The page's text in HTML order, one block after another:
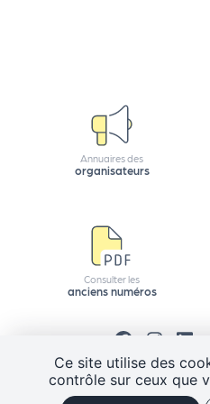
Ce site utilise des
contrôle sur ceux que
Annuaires des
organisateurs
Consulter les
anciens numéros
CGV Mentions